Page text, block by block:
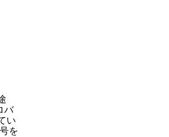
バ
い
を